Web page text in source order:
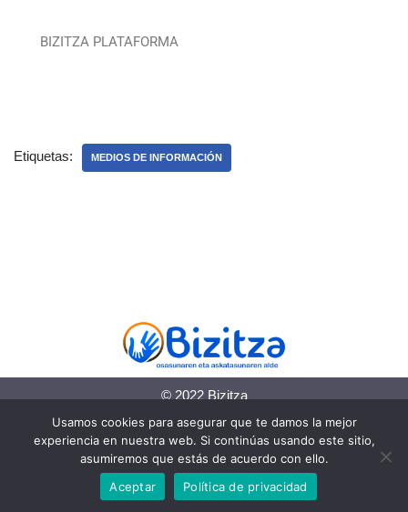
BIZITZA PLATAFORMA
Etiquetas: MEDIOS DE INFORMACIÓN
© 2022 Bizitza
Política de cookies
Política de privacidad
Información legal
Usamos cookies para asegurar que te damos la mejor
experiencia en nuestra web. Si continúas usando este sitio,
asumiremos que estás de acuerdo con ello.
Aceptar
Política de privacidad